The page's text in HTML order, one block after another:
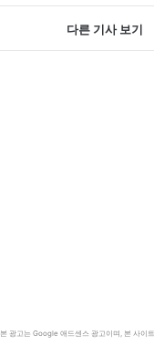
다른 기사 보기
본 광고는 Google 애드센스 광고이며, 본 사이